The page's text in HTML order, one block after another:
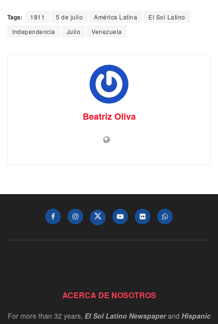
Tags: 1811 5 de julio América Latina
El Sol Latino
Independencia
Julio Venezuela
Beatriz Oliva
ACERCA DE NOSOTROS
For more than 32 years, El Sol Latino Newspaperand Hispanic